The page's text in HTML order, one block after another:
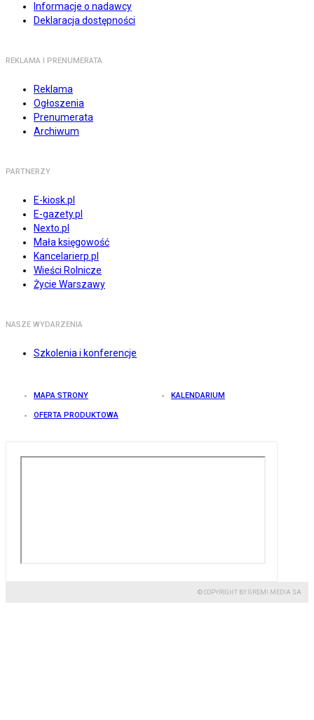
Informacje o nadawcy
Deklaracja dostępności
REKLAMA I PRENUMERATA
Reklama
Ogłoszenia
Prenumerata
Archiwum
PARTNERZY
E-kiosk.pl
E-gazety.pl
Nexto.pl
Mała księgowość
Kancelarierp.pl
Wieści Rolnicze
Życie Warszawy
NASZE WYDARZENIA
Szkolenia i konferencje
MAPA STRONY KALENDARIUM
OFERTA PRODUKTOWA
© COPYRIGHT BY GREMI MEDIA SA